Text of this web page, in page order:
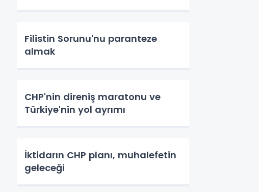
Filistin Sorunu'nu paranteze
almak
CHP'nin direniş maratonu ve
Türkiye'nin yol ayrımı
İktidarın CHP planı, muhalefetin
geleceği